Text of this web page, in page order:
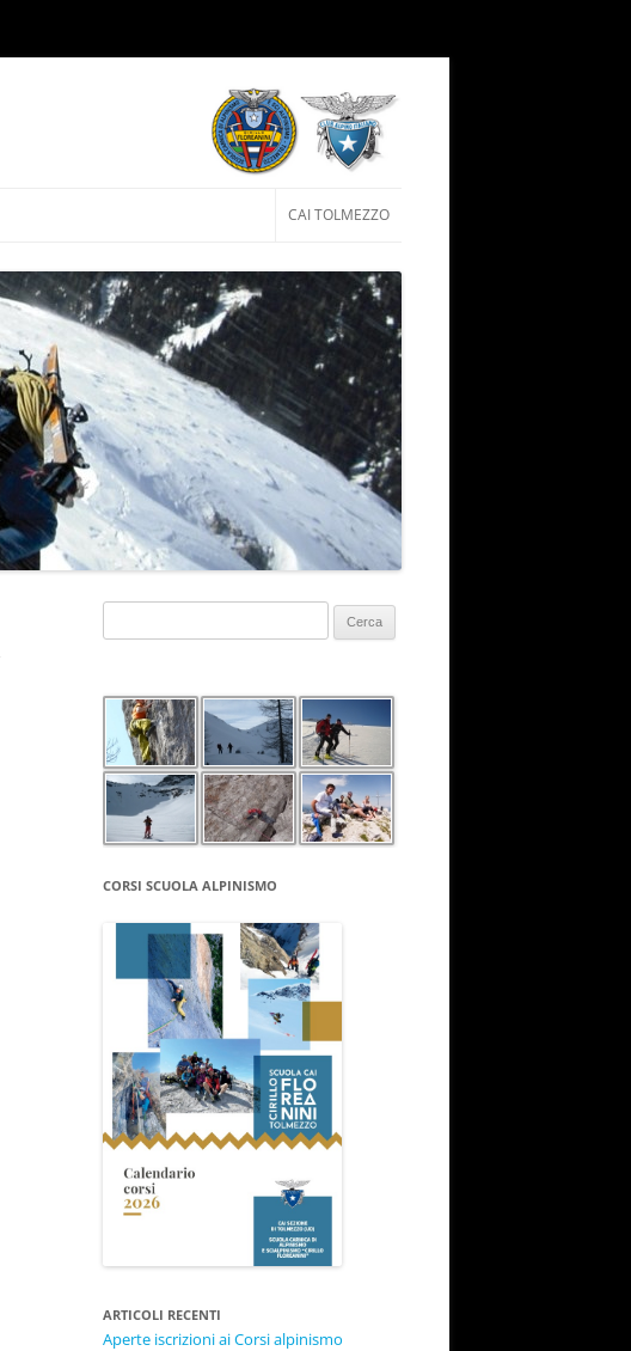
Vai al contenuto
CAI TOLMEZZO
per:
CORSI SCUOLA ALPINISMO
ARTICOLI RECENTI
Aperte iscrizioni ai Corsi alpinismo